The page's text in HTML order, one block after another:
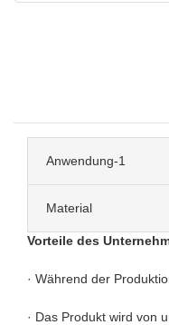
Anwendung-1
Material
Vorteile des
· Während der
· Das Produkt wird von